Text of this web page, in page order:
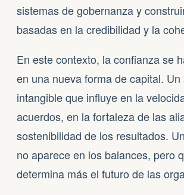
sistemas de gobernanza y
basadas en la credibilidad y la
En este contexto, la confianza se
en una nueva forma de capital. Un
intangible que influye en la
acuerdos, en la fortaleza de las
sostenibilidad de los resultados.
no aparece en los balances, pero
determina más el futuro de las